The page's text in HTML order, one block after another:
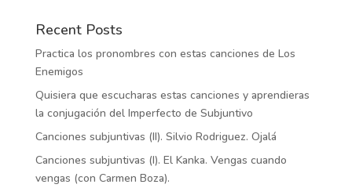
Recent Posts
Practica los pronombres con estas canciones de Los
Enemigos
Quisiera que escucharas estas canciones y aprendieras
la conjugación del Imperfecto de Subjuntivo
Canciones subjuntivas (II). Silvio Rodriguez. Ojalá
Canciones subjuntivas (I). El Kanka. Vengas cuando
vengas (con Carmen Boza).